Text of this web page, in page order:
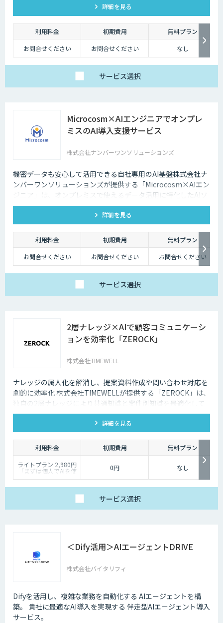
問することができます。また、「相手がロボット」という認識があるた
め、ユーザーもより気軽に問い合わせを行うことができるのです。
チャットボットは多種多様な業界で導入されており、様々なメリットをも
たらす存在です。近年は人手不足が深刻化しているため、多くの企業にと
ってチャットボットを活用して業務効率化するべく導入が進んでおりま
す。
詳細を見る
利用料金 初期費用
無料プラン
お問合せください
お問合せください なし
サービス選択
Microcosm×AIエンジニアでオンプレ
ミスのAI導入支援サービス
株式会社ナンバーワンソリューションズ
機密データも安心して活用できる自社専用のAI基盤株式会社ナ
ンバーワンソリューションズが提供する「Microcosm×AIエン
ジニア」は、オンプレミスで使えるデータ活用に特化したAIソ
リューションをAIエンジニアが貴社の課題に合わせてカスタマ
イズするサービスです。社内に眠るデータを「会社の資産」と
して生まれ変わらせることができます。
詳細を見る
利用料金 初期費用
無料プラン
お問合せください
お問合せください お問合せください
サービス選択
2層ナレッジ×AIで顧客コミュニケーシ
ョンを効率化「ZEROCK」
株式会社TIMEWELL
ナレッジの属人化を解消し、提案資料作成や問い合わせ対応を
劇的に効率化 株式会社TIMEWELLが提供する「ZEROCK」は、
独自の2層ナレッジにより共通知識と案件別知識を最適化して
活用できるAIエージェントです 。資料作成や返信工数を最大
80%削減し、商談獲得までを自動化します。
詳細を見る
利用料金 初期費用
無料プラン
ライトプラン 2,980円
「まずは個人でAIを使
い倒したい」方に
で、日々の壁打ちや調
※AIスライド作成など
「チームで業務を劇的
に変えたい」方に
・5名様まで一律料金
で使い放題
・全機能制限なし！ AI
を最大化
0円 なし
サービス選択
＜Dify活用＞AIエージェントDRIVE
株式会社バイタリフィ
Difyを活用し、複雑な業務を自動化する AIエージェントを構
築。 貴社に最適なAI導入を実現する 伴走型AIエージェント導入
サービス。